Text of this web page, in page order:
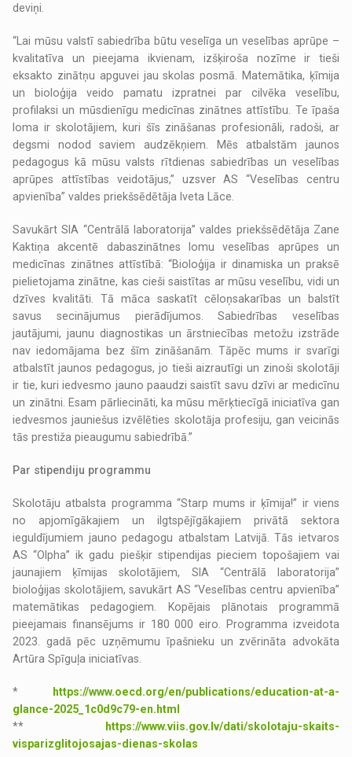
deviņi.
“Lai mūsu valstī sabiedrība būtu veselīga un veselības aprūpe –
kvalitatīva un pieejama ikvienam, izšķiroša nozīme ir tieši
eksakto zinātņu apguvei jau skolas posmā. Matemātika, ķīmija
un bioloģija veido pamatu izpratnei par cilvēka veselību,
profilaksi un mūsdienīgu medicīnas zinātnes attīstību. Te īpaša
loma ir skolotājiem, kuri šīs zināšanas profesionāli, radoši, ar
degsmi nodod saviem audzēkņiem. Mēs atbalstām jaunos
pedagogus kā mūsu valsts rītdienas sabiedrības un veselības
aprūpes attīstības veidotājus,” uzsver AS “Veselības centru
apvienība” valdes priekšsēdētāja Iveta Lāce.
Savukārt SIA “Centrālā laboratorija” valdes priekšsēdētāja Zane
Kaktiņa akcentē dabaszinātnes lomu veselības aprūpes un
medicīnas zinātnes attīstībā: “Bioloģija ir dinamiska un praksē
pielietojama zinātne, kas cieši saistītas ar mūsu veselību, vidi un
dzīves kvalitāti. Tā māca saskatīt cēloņsakarības un balstīt
savus secinājumus pierādījumos. Sabiedrības veselības
jautājumi, jaunu diagnostikas un ārstniecības metožu izstrāde
nav iedomājama bez šīm zināšanām. Tāpēc mums ir svarīgi
atbalstīt jaunos pedagogus, jo tieši aizrautīgi un zinoši skolotāji
ir tie, kuri iedvesmo jauno paaudzi saistīt savu dzīvi ar medicīnu
un zinātni. Esam pārliecināti, ka mūsu mērķtiecīgā iniciatīva gan
iedvesmos jauniešus izvēlēties skolotāja profesiju, gan veicinās
tās prestiža pieaugumu sabiedrībā.”
Par stipendiju programmu
Skolotāju atbalsta programma “Starp mums ir ķīmija!” ir viens
no apjomīgākajiem un ilgtspējīgākajiem privātā sektora
ieguldījumiem jauno pedagogu atbalstam Latvijā. Tās ietvaros
AS “Olpha” ik gadu piešķir stipendijas pieciem topošajiem vai
jaunajiem ķīmijas skolotājiem, SIA “Centrālā laboratorija”
bioloģijas skolotājiem, savukārt AS “Veselības centru apvienība”
matemātikas pedagogiem. Kopējais plānotais programmā
pieejamais finansējums ir 180 000 eiro. Programma izveidota
2023. gadā pēc uzņēmumu īpašnieku un zvērināta advokāta
Artūra Spīguļa iniciatīvas.
*
https://www.oecd.org/en/publications/education-at-a-
glance-2025_1c0d9c79-en.html
**
https://www.viis.gov.lv/dati/skolotaju-skaits-
visparizglitojosajas-dienas-skolas